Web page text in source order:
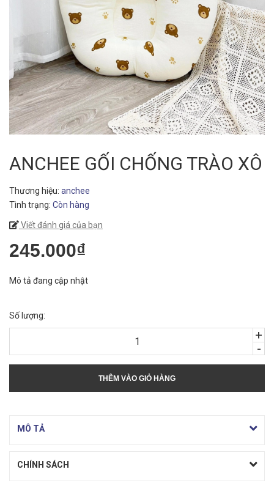
ANCHEE GỐI CHỐNG TRÀO XÔ
Thương hiệu: anchee
Tình trạng: Còn hàng
Viết đánh giá của bạn
245.000₫
Mô tả đang cập nhật
Số lượng:
-
+
THÊM VÀO GIỎ HÀNG
MÔ TẢ
CHÍNH SÁCH